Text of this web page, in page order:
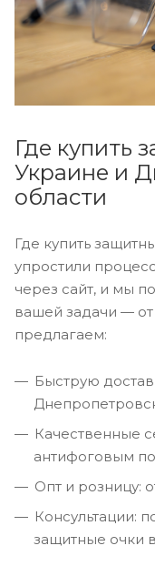
Где купить
Украине и
области
Где купить
упростили
через сайт, и мы
вашей задачи —
предлагаем:
Быструю
Качественные
антифоговым
Опт и розницу:
Консультации:
защитные очки